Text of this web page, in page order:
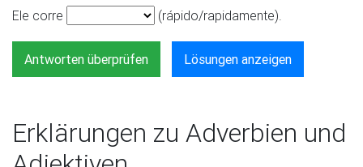
Ele corre
(rápido/rapidamente).
Antworten überprüfen Lösungen anzeigen
Erklärungen zu Adverbien und